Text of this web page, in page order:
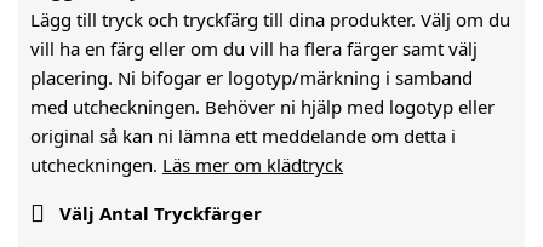
Lägg till tryck och tryckfärg till dina produkter. Välj om du
vill ha en färg eller om du vill ha flera färger samt välj
placering. Ni bifogar er logotyp/märkning i samband
med utcheckningen. Behöver ni hjälp med logotyp eller
original så kan ni lämna ett meddelande om detta i
utcheckningen. Läs mer om klädtryck
 Välj Antal Tryckfärger